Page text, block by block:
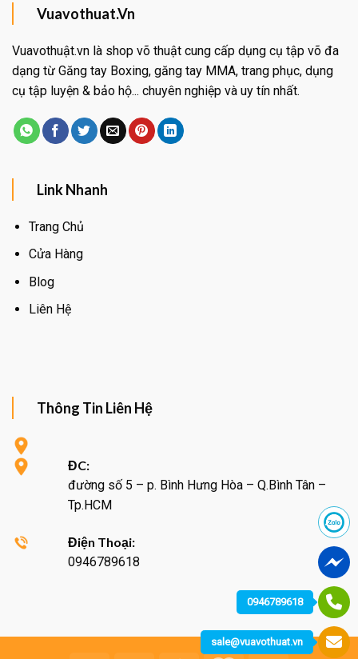
Vuavothuat.Vn
Vuavothuật.vn là shop võ thuật cung cấp dụng cụ tập võ đa
dạng từ Găng tay Boxing, găng tay MMA, trang phục, dụng
cụ tập luyện & bảo hộ... chuyên nghiệp và uy tín nhất.
Link Nhanh
Trang Chủ
Cửa Hàng
Blog
Liên Hệ
Thông Tin Liên Hệ
ĐC:
đường số 5 – p. Bình Hưng Hòa – Q.Bình Tân –
Tp.HCM
Điện Thoại:
0946789618
0946789618
sale@vuavothuat.vn